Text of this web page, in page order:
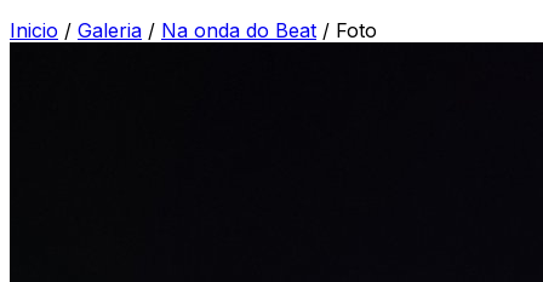
Inicio / Galeria / Na onda do Beat / Foto